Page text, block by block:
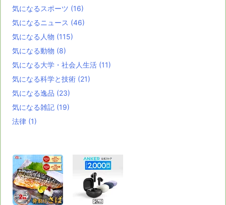
気になるスポーツ (16)
気になるニュース (46)
気になる人物 (115)
気になる動物 (8)
気になる大学・社会人生活 (11)
気になる科学と技術 (21)
気になる逸品 (23)
気になる雑記 (19)
法律 (1)